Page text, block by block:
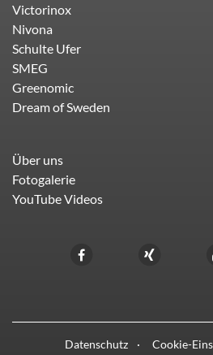
Victorinox
Nivona
Schulte Ufer
SMEG
Greenomic
Dream of Sweden
Über uns
Fotogalerie
YouTube Videos
Datenschutz Cookie-